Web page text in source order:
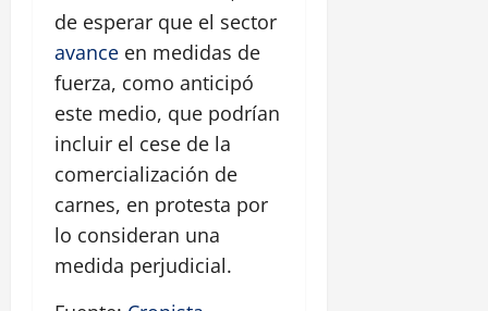
de esperar que el sector
avance en medidas de
fuerza, como anticipó
este medio, que podrían
incluir el cese de la
comercialización de
carnes, en protesta por
lo consideran una
medida perjudicial.